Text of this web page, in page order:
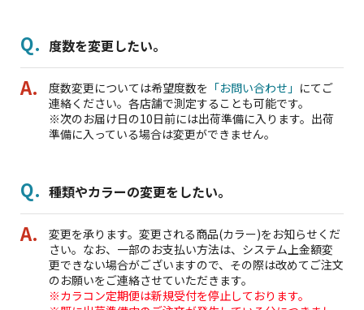
度数を変更したい。
度数変更については希望度数を 「お問い合わせ」 にてご
連絡ください。各店舗で測定することも可能です。
※次のお届け日の10日前には出荷準備に入ります。出荷
準備に入っている場合は変更ができません。
種類やカラーの変更をしたい。
変更を承ります。変更される商品(カラー)をお知らせくだ
さい。なお、一部のお支払い方法は、システム上金額変
更できない場合がございますので、その際は改めてご注文
のお願いをご連絡させていただきます。
※カラコン定期便は新規受付を停止しております。